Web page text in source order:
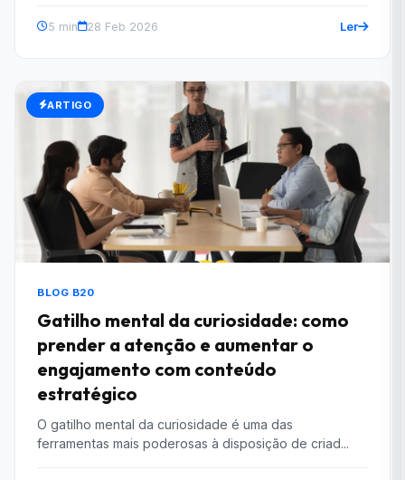
5 min 28 Feb 2026 Ler
ARTIGO
BLOG B20
Gatilho mental da curiosidade: como
prender a atenção e aumentar o
engajamento com conteúdo
estratégico
O gatilho mental da curiosidade é uma das
ferramentas mais poderosas à disposição de criad...